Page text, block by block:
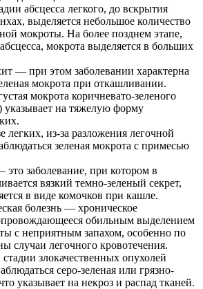
абсцесса легкого, до вскрытия
выделяется небольшое количество
мокроты. На более позднем этапе,
мокрота выделяется в больших
— при этом заболевании характерна
мокрота при откашливании.
мокрота коричневато-зеленого
указывает на тяжелую форму
легких, из-за разложения легочной
зеленая мокрота с примесью
заболевание, при котором в
вязкий темно-зеленый секрет,
в виде комочков при кашле.
болезнь — хроническое
обильным выделением
с неприятным запахом, особенно по
случаи легочного кровотечения.
злокачественных опухолей
серо-зеленая или грязно-
указывает на некроз и распад тканей.